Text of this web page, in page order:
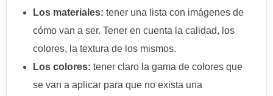
Los materiales: tener una lista con imágenes de
cómo van a ser. Tener en cuenta la calidad, los
colores, la textura de los mismos.
Los colores: tener claro la gama de colores que
se van a aplicar para que no exista una